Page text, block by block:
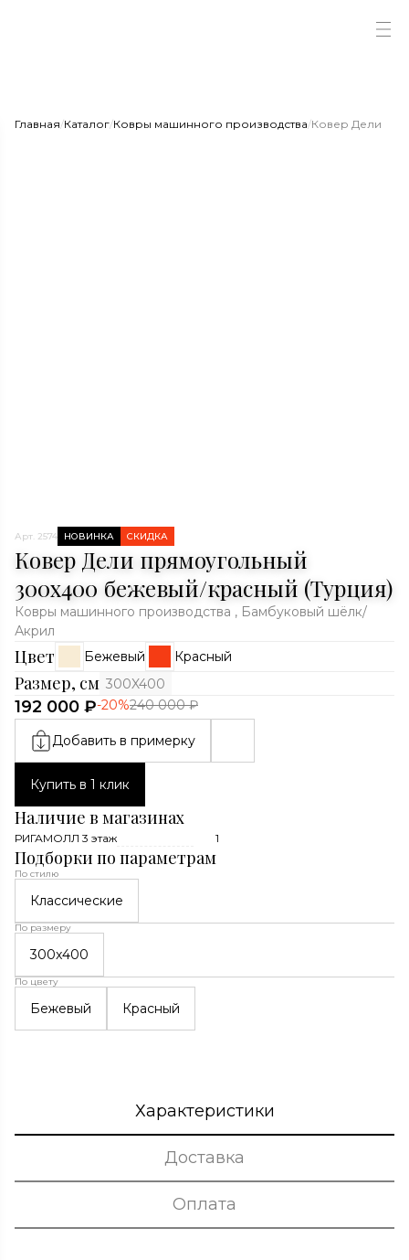
Главная/Каталог/Ковры машинного производства/Ковер Дели
Арт. 2574 НОВИНКА СКИДКА
Ковер Дели прямоугольный
300x400 бежевый/красный (Турция)
Ковры машинного производства , Бамбуковый шёлк/
Акрил
Цвет Бежевый Красный
Размер, см 300X400
192 000 ₽-20%240 000 ₽
Добавить в примерку
Купить в 1 клик
Наличие в магазинах
РИГАМОЛЛ 3 этаж 1
Подборки по параметрам
По стилю
Классические
По размеру
300x400
По цвету
Бежевый Красный
Характеристики
Доставка
Оплата